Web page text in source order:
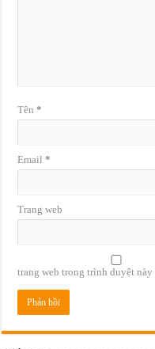
Tên*
Email*
Trang web
trang web trong trình duyệt